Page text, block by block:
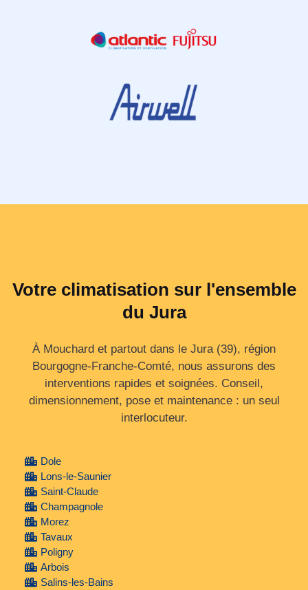
Votre climatisation sur l'ensemble
du Jura
À Mouchard et partout dans le Jura (39), région
Bourgogne‑Franche‑Comté, nous assurons des
interventions rapides et soignées. Conseil,
dimensionnement, pose et maintenance : un seul
interlocuteur.
Dole
Lons-le-Saunier
Saint-Claude
Champagnole
Morez
Tavaux
Poligny
Arbois
Salins-les-Bains